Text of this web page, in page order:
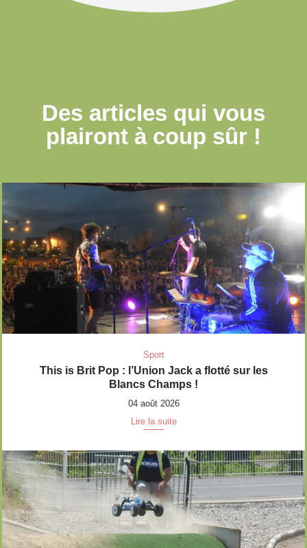
Des articles qui vous
plairont à coup sûr !
Sport
This is Brit Pop : l’Union Jack a flotté sur les
Blancs Champs !
04 août 2026
Lire la suite